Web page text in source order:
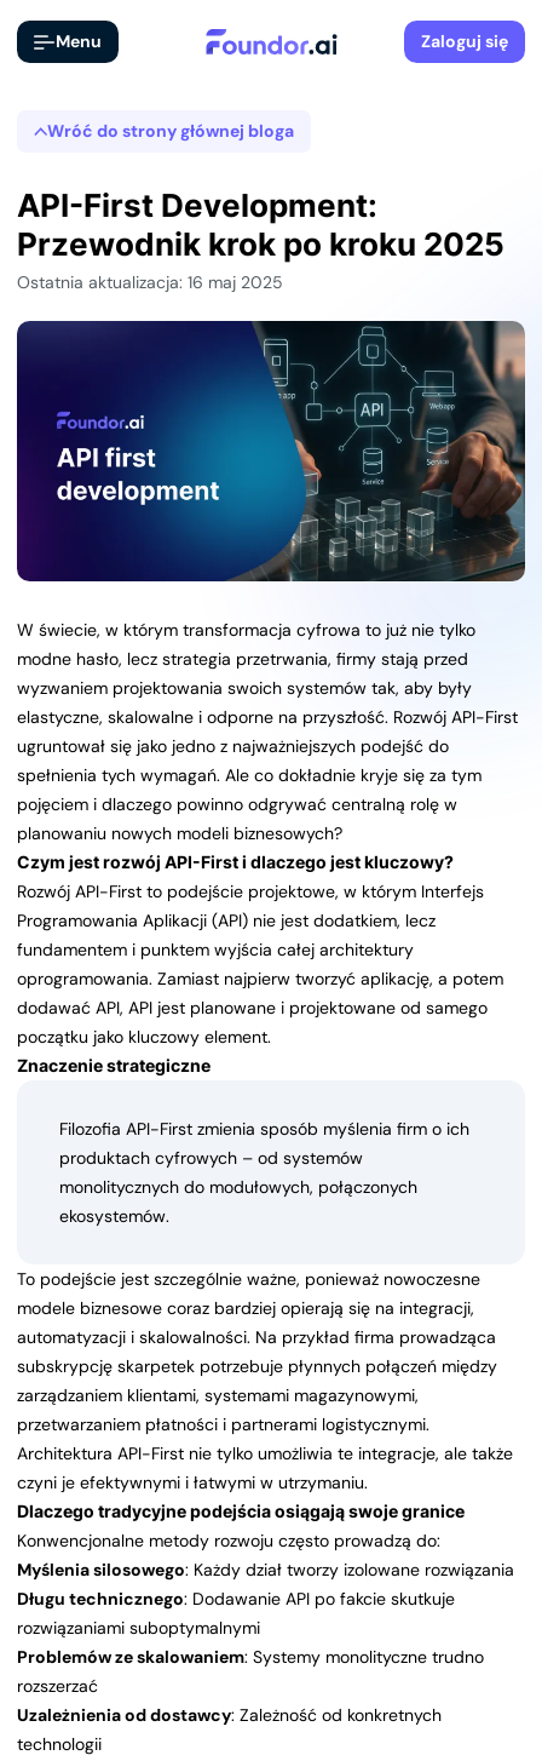
Menu Zaloguj się
Wróć do strony głównej bloga
API-First Development:
Przewodnik krok po kroku 2025
Ostatnia aktualizacja: 16 maj 2025
W świecie, w którym transformacja cyfrowa to już nie tylko
modne hasło, lecz strategia przetrwania, firmy stają przed
wyzwaniem projektowania swoich systemów tak, aby były
elastyczne, skalowalne i odporne na przyszłość. Rozwój API-First
ugruntował się jako jedno z najważniejszych podejść do
spełnienia tych wymagań. Ale co dokładnie kryje się za tym
pojęciem i dlaczego powinno odgrywać centralną rolę w
planowaniu nowych modeli biznesowych?
Czym jest rozwój API-First i dlaczego jest kluczowy?
Rozwój API-First to podejście projektowe, w którym Interfejs
Programowania Aplikacji (API) nie jest dodatkiem, lecz
fundamentem i punktem wyjścia całej architektury
oprogramowania. Zamiast najpierw tworzyć aplikację, a potem
dodawać API, API jest planowane i projektowane od samego
początku jako kluczowy element.
Znaczenie strategiczne
Filozofia API-First zmienia sposób myślenia firm o ich
produktach cyfrowych – od systemów
monolitycznych do modułowych, połączonych
ekosystemów.
To podejście jest szczególnie ważne, ponieważ nowoczesne
modele biznesowe coraz bardziej opierają się na integracji,
automatyzacji i skalowalności. Na przykład firma prowadząca
subskrypcję skarpetek potrzebuje płynnych połączeń między
zarządzaniem klientami, systemami magazynowymi,
przetwarzaniem płatności i partnerami logistycznymi.
Architektura API-First nie tylko umożliwia te integracje, ale także
czyni je efektywnymi i łatwymi w utrzymaniu.
Dlaczego tradycyjne podejścia osiągają swoje granice
Konwencjonalne metody rozwoju często prowadzą do:
Myślenia silosowego: Każdy dział tworzy izolowane rozwiązania
Długu technicznego: Dodawanie API po fakcie skutkuje
rozwiązaniami suboptymalnymi
Problemów ze skalowaniem: Systemy monolityczne trudno
rozszerzać
Uzależnienia od dostawcy: Zależność od konkretnych
technologii